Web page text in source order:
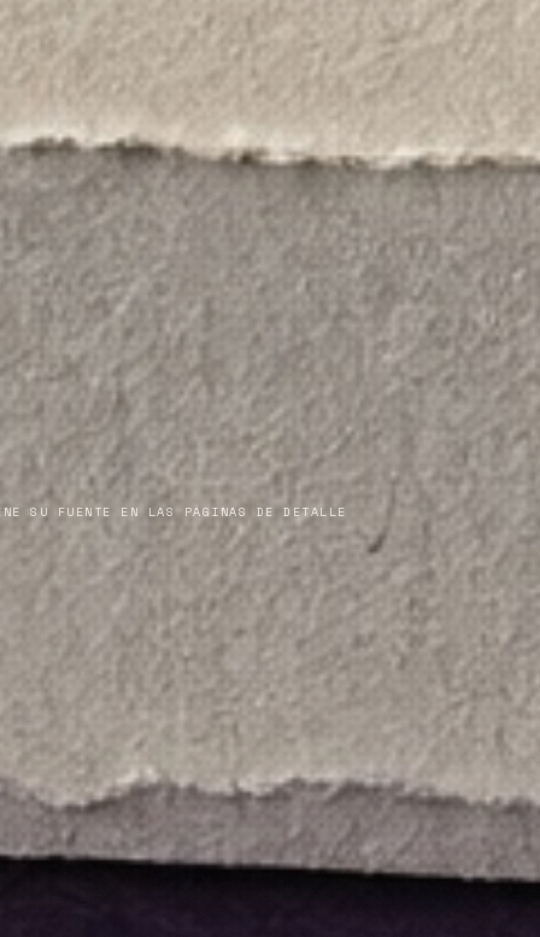
SU FUENTE EN LAS PÁGINAS DE DETALLE